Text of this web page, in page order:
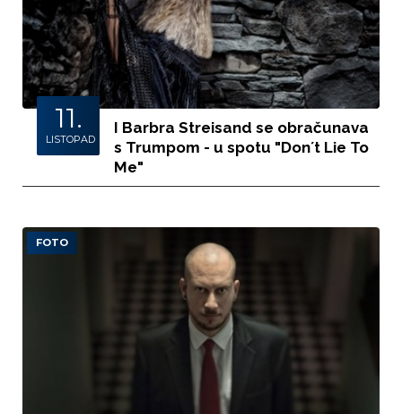
11.
LISTOPAD
I Barbra Streisand se obračunava
s Trumpom - u spotu "Don´t Lie To
Me"
FOTO